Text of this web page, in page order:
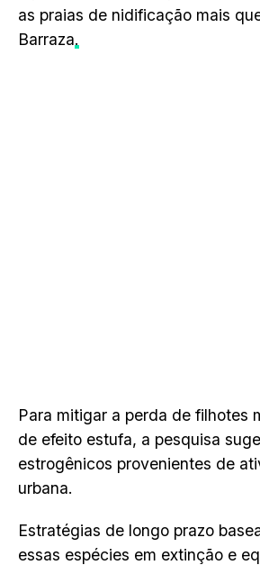
as praias de nidificação mais
Barraza.
Para mitigar a perda de filhotes
de efeito estufa, a pesquisa
estrogênicos provenientes de
urbana.
Estratégias de longo prazo
essas espécies em extinção e